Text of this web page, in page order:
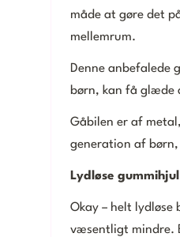
måde at gøre det
mellemrum.
Denne anbefalede
børn, kan få glæde
Gåbilen er af
generation af børn,
Lydløse gummihjul
Okay – helt lydløse
væsentligt mindre.